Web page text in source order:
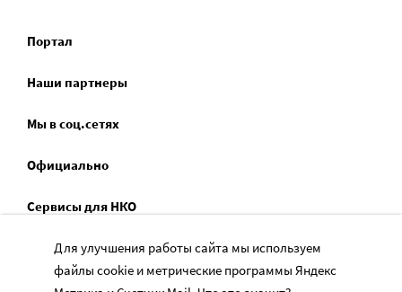
Портал
Наши партнеры
Мы в соц.сетях
Официально
Сервисы для НКО
Спецпроекты
Социальное служение
Для улучшения работы сайта мы используем
файлы cookie и метрические программы Яндекс